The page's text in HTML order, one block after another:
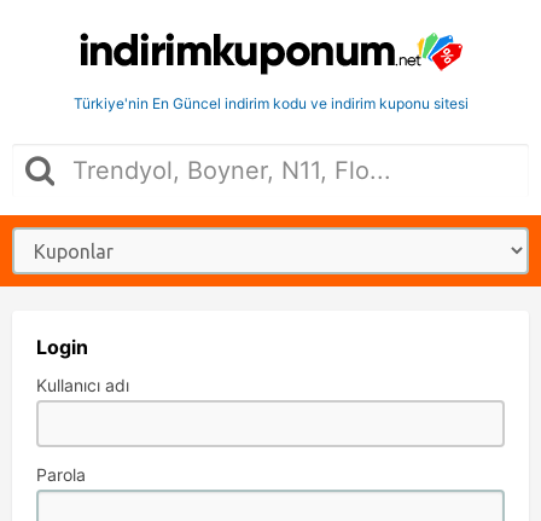
Türkiye'nin En Güncel indirim kodu ve indirim kuponu sitesi
Login
Kullanıcı adı
Parola